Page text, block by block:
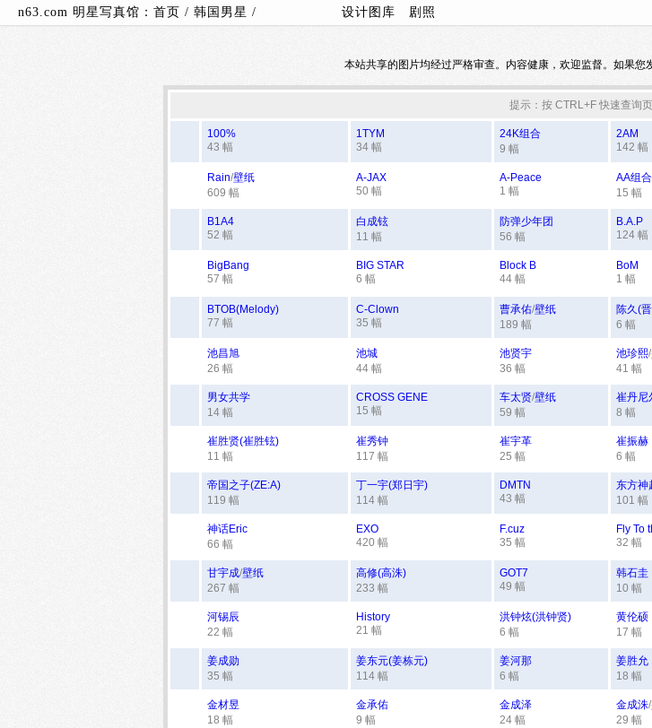
n63.com 明星写真馆： 首页 / 韩国男星 / 设计图库 剧照
本站共享的图片均经过严格审查。内容健康，欢迎监督。如果您
提示：按 CTRL+F 快速查询页
100%
43 幅
1TYM
34 幅
24K组合
9 幅
2AM
142 幅
Rain/壁纸
609 幅
A-JAX
50 幅
A-Peace
1 幅
AA组合
15 幅
B1A4
52 幅
白成铉
11 幅
防弹少年团
56 幅
B.A.P
124 幅
BigBang
57 幅
BIG STAR
6 幅
Block B
44 幅
BoM
1 幅
BTOB(Melody)
77 幅
C-Clown
35 幅
曹承佑/壁纸
189 幅
陈久(
6 幅
池昌旭
26 幅
池城
44 幅
池贤宇
36 幅
池珍熙/
41 幅
男女共学
14 幅
CROSS GENE
15 幅
车太贤/壁纸
59 幅
崔丹尼
8 幅
崔胜贤(崔胜铉)
11 幅
崔秀钟
117 幅
崔宇革
25 幅
崔振赫
6 幅
帝国之子(ZE:A)
119 幅
丁一宇(郑日宇)
114 幅
DMTN
43 幅
东方神
101 幅
神话Eric
66 幅
EXO
420 幅
F.cuz
35 幅
Fly To
32 幅
甘宇成/壁纸
267 幅
高修(高洙)
233 幅
GOT7
49 幅
韩石圭
10 幅
河锡辰
22 幅
History
21 幅
洪钟炫(洪钟贤)
6 幅
黄伦硕
17 幅
姜成勋
35 幅
姜东元(姜栋元)
114 幅
姜河那
6 幅
姜胜允
18 幅
金材昱
18 幅
金承佑
9 幅
金成泽
24 幅
金成洙/
29 幅